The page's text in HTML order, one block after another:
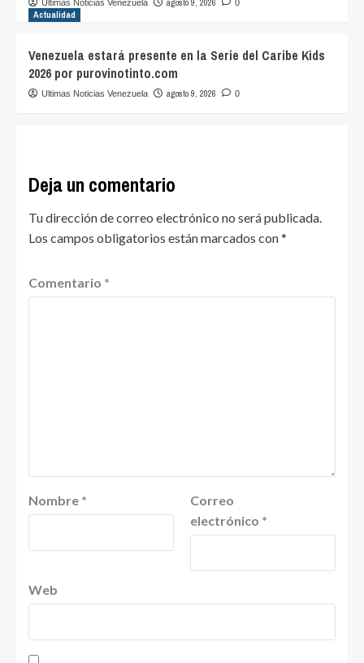
Ultimas Noticias Venezuela 0
Actualidad
Venezuela estará presente en la Serie del Caribe Kids
2026 por purovinotinto.com
Ultimas Noticias Venezuela agosto 9, 2026 0
Deja un comentario
Tu dirección de correo electrónico no será publicada.
Los campos obligatorios están marcados con*
Comentario *
Nombre *
Correo
electrónico *
Web